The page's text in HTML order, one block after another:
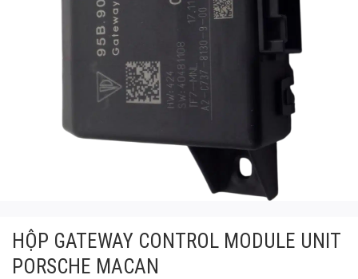
HỘP GATEWAY CONTROL MODULE UNIT
PORSCHE MACAN